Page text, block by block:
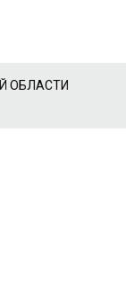
ОБЛАСТИ